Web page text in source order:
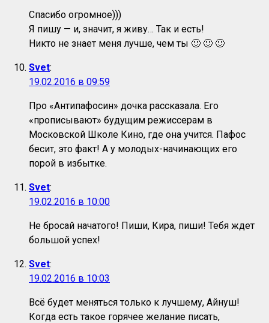
Спасибо огромное)))
Я пишу — и, значит, я живу… Так и есть!
Никто не знает меня лучше, чем ты 🙂 🙂 🙂
Svet:
19.02.2016 в 09:59
Про «Антипафосин» дочка рассказала. Его
«прописывают» будущим режиссерам в
Московской Школе Кино, где она учится. Пафос
бесит, это факт! А у молодых-начинающих его
порой в избытке.
Svet:
19.02.2016 в 10:00
Не бросай начатого! Пиши, Кира, пиши! Тебя ждет
большой успех!
Svet:
19.02.2016 в 10:03
Всё будет меняться только к лучшему, Айнуш!
Когда есть такое горячее желание писать,